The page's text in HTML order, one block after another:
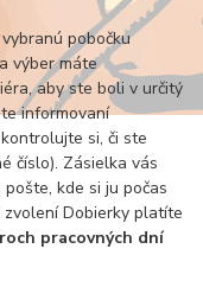
pobočku
výber máte
aby ste boli v určitý
informovaní
si, či ste
číslo). Zásielka vás
kde si ju počas
Dobierky platíte
pracovných dní